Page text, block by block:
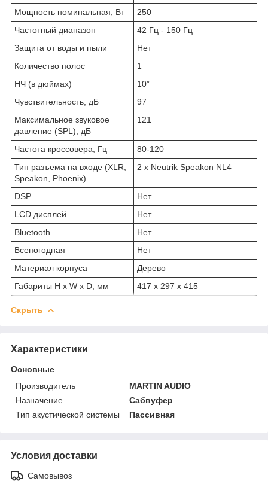
Мощность номинальная, Вт
250
Частотный диапазон
42 Гц - 150 Гц
Защита от воды и пыли
Нет
Количество полос
1
НЧ (в дюймах)
10”
Чувствительность, дБ
97
Максимальное звуковое
давление (SPL), дБ
121
Частота кроссовера, Гц
80-120
Тип разъема на входе (XLR,
Speakon, Phoenix)
2 x Neutrik Speakon NL4
DSP
Нет
LCD дисплей
Нет
Bluetooth
Нет
Всепогодная
Нет
Материал корпуса
Дерево
Габариты H x W x D, мм
417 х 297 х 415
Скрыть
Характеристики
Основные
Производитель
MARTIN AUDIO
Назначение
Сабвуфер
Тип акустической системы
Пассивная
Условия доставки
Самовывоз